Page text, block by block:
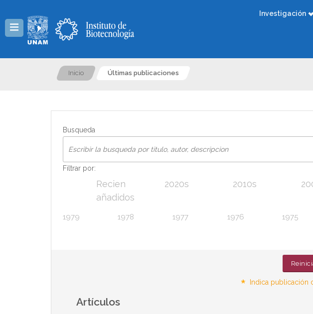
Investigación
Inicio Últimas publicaciones
Busqueda
Filtrar por:
Recien
añadidos
2020s 2010s
1979 1978 1977 1976 1975
* Indica publicación
Artículos